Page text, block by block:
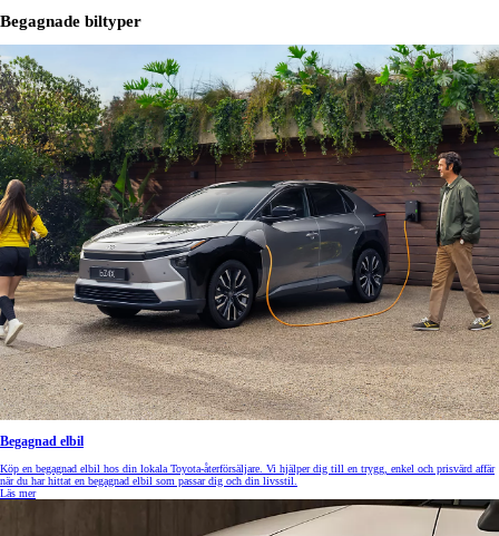
Begagnade biltyper
Begagnad elbil
Köp en begagnad elbil hos din lokala Toyota-återförsäljare. Vi hjälper dig till en trygg, enkel och prisvärd affär
när du har hittat en begagnad elbil som passar dig och din livsstil.
Läs mer